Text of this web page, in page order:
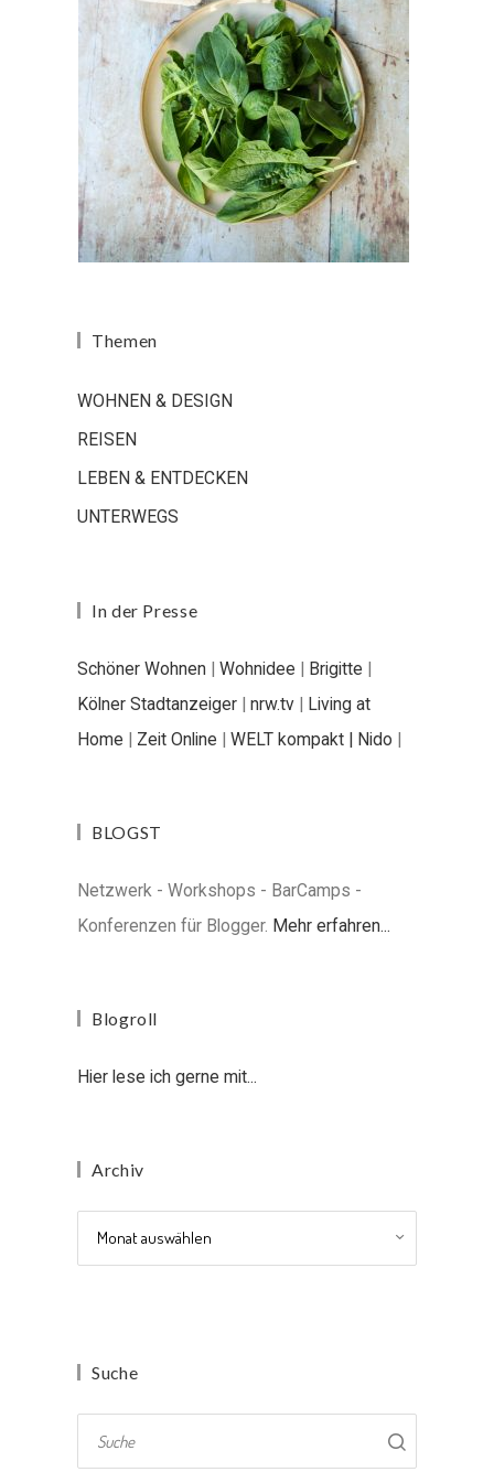
Themen
WOHNEN & DESIGN
REISEN
LEBEN & ENTDECKEN
UNTERWEGS
In der Presse
Schöner Wohnen | Wohnidee | Brigitte |
Kölner Stadtanzeiger | nrw.tv | Living at
Home | Zeit Online | WELT kompakt | Nido |
BLOGST
Netzwerk - Workshops - BarCamps -
Konferenzen für Blogger. Mehr erfahren...
Blogroll
Hier lese ich gerne mit...
Archiv
Suche